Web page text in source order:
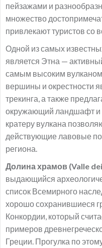
пейзажами и
множество
привлекают туристов со
Одной из самых
является Этна —
самым высоким
вершины и окрестности
трекинга, а также
окружающий ландшафт и
кратеру вулкана
действующие лавовые
региона.
Долина храмов (Valle
выдающийся
список Всемирного
хорошо сохранившиеся
Конкордии, который
примеров
Греции. Прогулка по